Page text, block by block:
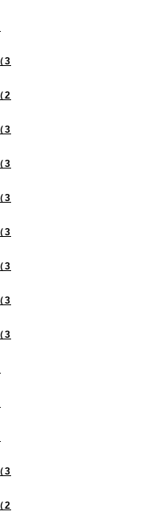
3
2
3
3
3
3
3
3
3
3
2